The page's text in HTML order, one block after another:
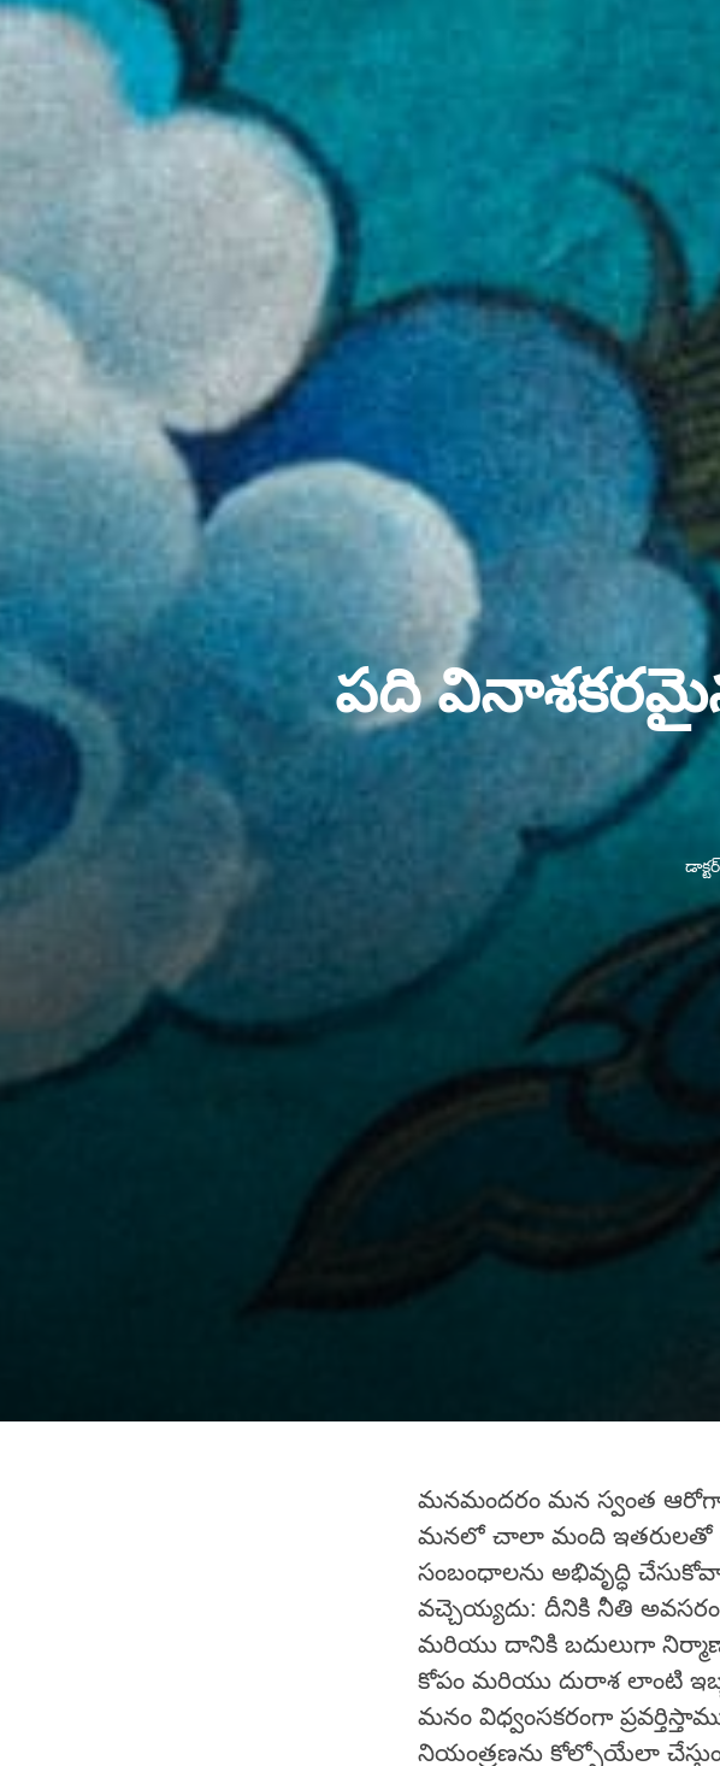
పది
మనమందరం మన స్వంత
మనలో చాలా మంది ఇతరులతో
సంబంధాలను అభివృద్ధి
వచ్చెయ్యదు: దీనికి నీతి
మరియు దానికి బదులుగా
కోపం మరియు దురాశ లాంటి
మనం విధ్వంసకరంగా
నియంత్రణను కోల్పోయేలా